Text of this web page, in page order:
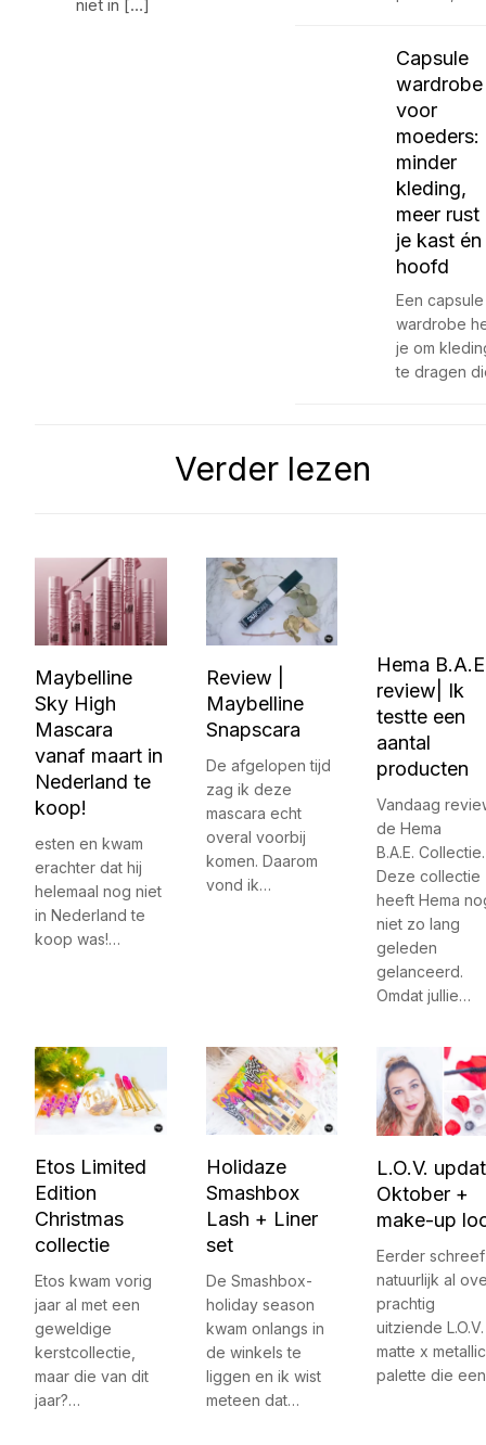
niet in […]
Capsule
wardrobe
voor
moeders:
minder
kleding,
meer rust
je kast én
hoofd
Een capsule
wardrobe
je om
te dragen
Verder lezen
Maybelline
Sky High
Mascara
vanaf maart in
Nederland te
koop!
esten en kwam
erachter dat hij
helemaal nog niet
in Nederland te
koop was!…
Review |
Maybelline
Snapscara
De afgelopen tijd
zag ik deze
mascara echt
overal voorbij
komen. Daarom
vond ik…
Hema B.A.E
review| Ik
testte een
aantal
producten
Vandaag
de Hema
B.A.E. Collectie.
Deze collectie
heeft Hema
niet zo lang
geleden
gelanceerd.
Omdat jullie…
Etos Limited
Edition
Christmas
collectie
Etos kwam vorig
jaar al met een
geweldige
kerstcollectie,
maar die van dit
jaar?…
Holidaze
Smashbox
Lash + Liner
set
De Smashbox-
holiday season
kwam onlangs in
de winkels te
liggen en ik wist
meteen dat…
L.O.V.
Oktober +
make-up
Eerder
natuurlijk al
prachtig
uitziende L.O.V.
matte x metallic
palette die